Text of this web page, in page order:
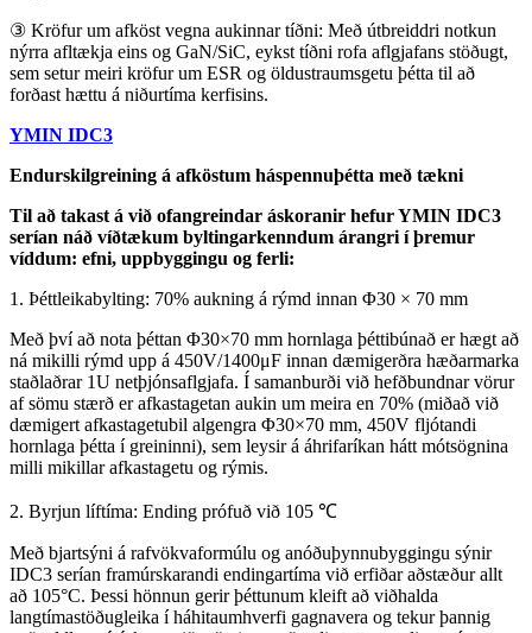
③ Kröfur um afköst vegna aukinnar tíðni: Með útbreiddri notkun
nýrra afltækja eins og GaN/SiC, eykst tíðni rofa aflgjafans stöðugt,
sem setur meiri kröfur um ESR og öldustraumsgetu þétta til að
forðast hættu á niðurtíma kerfisins.
YMIN IDC3
Endurskilgreining á afköstum háspennuþétta með tækni
Til að takast á við ofangreindar áskoranir hefur YMIN IDC3
serían náð víðtækum byltingarkenndum árangri í þremur
víddum: efni, uppbyggingu og ferli:
1. Þéttleikabylting: 70% aukning á rýmd innan Φ30 × 70 mm
Með því að nota þéttan Φ30×70 mm hornlaga þéttibúnað er hægt að
ná mikilli rýmd upp á 450V/1400μF innan dæmigerðra hæðarmarka
staðlaðrar 1U netþjónsaflgjafa. Í samanburði við hefðbundnar vörur
af sömu stærð er afkastagetan aukin um meira en 70% (miðað við
dæmigert afkastagetubil algengra Φ30×70 mm, 450V fljótandi
hornlaga þétta í greininni), sem leysir á áhrifaríkan hátt mótsögnina
milli mikillar afkastagetu og rýmis.
2. Byrjun líftíma: Ending prófuð við 105 ℃
Með bjartsýni á rafvökvaformúlu og anóðuþynnubyggingu sýnir
IDC3 serían framúrskarandi endingartíma við erfiðar aðstæður allt
að 105°C. Þessi hönnun gerir þéttunum kleift að viðhalda
langtímastöðugleika í háhitaumhverfi gagnavera og tekur þannig